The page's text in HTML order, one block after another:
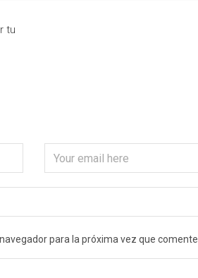
tu
para la próxima vez que comente.